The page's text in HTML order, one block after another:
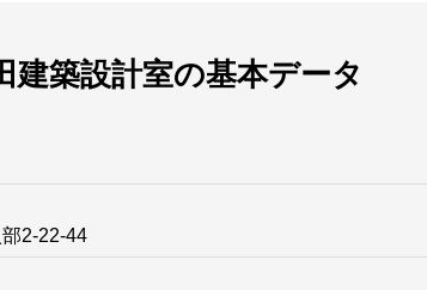
建築設計室の基本データ
2-22-44